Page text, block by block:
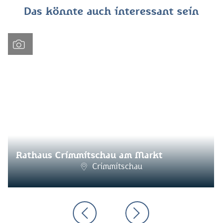
Das könnte auch interessant sein
Rathaus Crimmitschau am Markt
Crimmitschau